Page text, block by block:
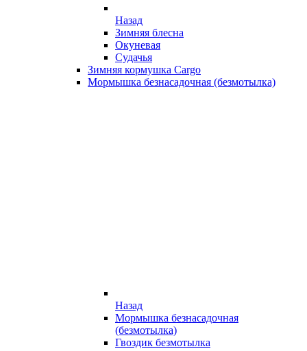
Назад
Зимняя блесна
Окуневая
Судачья
Зимняя кормушка Cargo
Мормышка безнасадочная (безмотылка)
Назад
Мормышка безнасадочная
(безмотылка)
Гвоздик безмотылка